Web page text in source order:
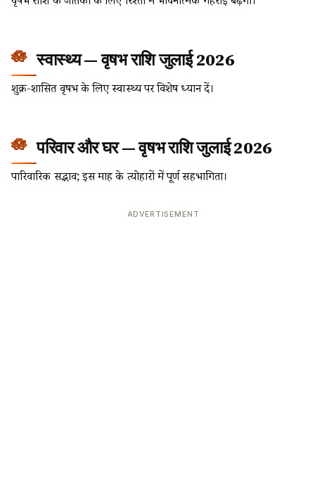
स्वास्थ्य — वृषभ राशि जुलाई 2026
शुक्र-शासित वृषभ के लिए स्वास्थ्य पर विशेष ध्यान दें।
परिवार और घर — वृषभ राशि जुलाई 2026
पारिवारिक सद्भाव; इस माह के त्योहारों में पूर्ण सहभागिता।
ADVERTISEMENT